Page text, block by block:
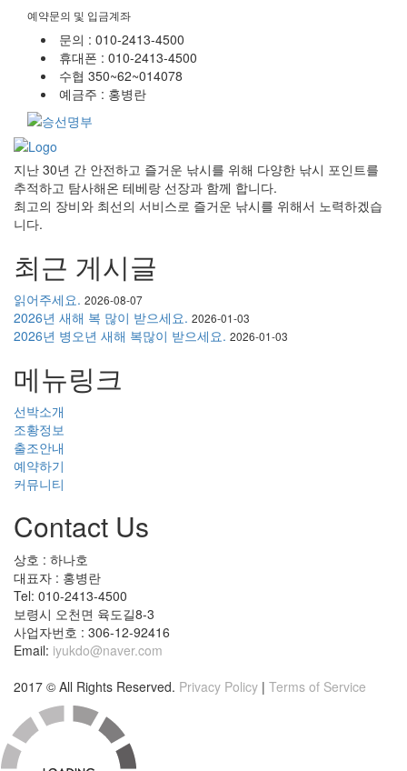
예약문의 및 입금계좌
문의 : 010-2413-4500
휴대폰 : 010-2413-4500
수협 350~62~014078
예금주 : 홍병란
지난 30년 간 안전하고 즐거운 낚시를 위해 다양한 낚시 포인트를
추적하고 탐사해온 테베랑 선장과 함께 합니다.
최고의 장비와 최선의 서비스로 즐거운 낚시를 위해서 노력하겠습
니다.
최근 게시글
읽어주세요. 2026-08-07
2026년 새해 복 많이 받으세요. 2026-01-03
2026년 병오년 새해 복많이 받으세요. 2026-01-03
메뉴링크
선박소개
조황정보
출조안내
예약하기
커뮤니티
Contact Us
상호 : 하나호
대표자 : 홍병란
Tel: 010-2413-4500
보령시 오천면 육도길8-3
사업자번호 : 306-12-92416
Email: iyukdo@naver.com
2017 © All Rights Reserved. Privacy Policy | Terms of Service